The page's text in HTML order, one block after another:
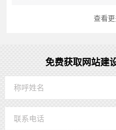
查看
免费获取网站建